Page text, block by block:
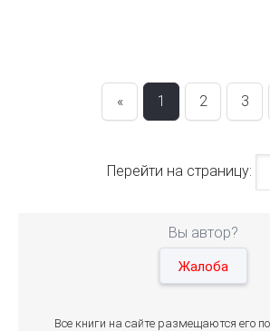
« 1 2 3
Перейти на страницу:
Вы автор?
Жалоба
Все книги на сайте размещаются его